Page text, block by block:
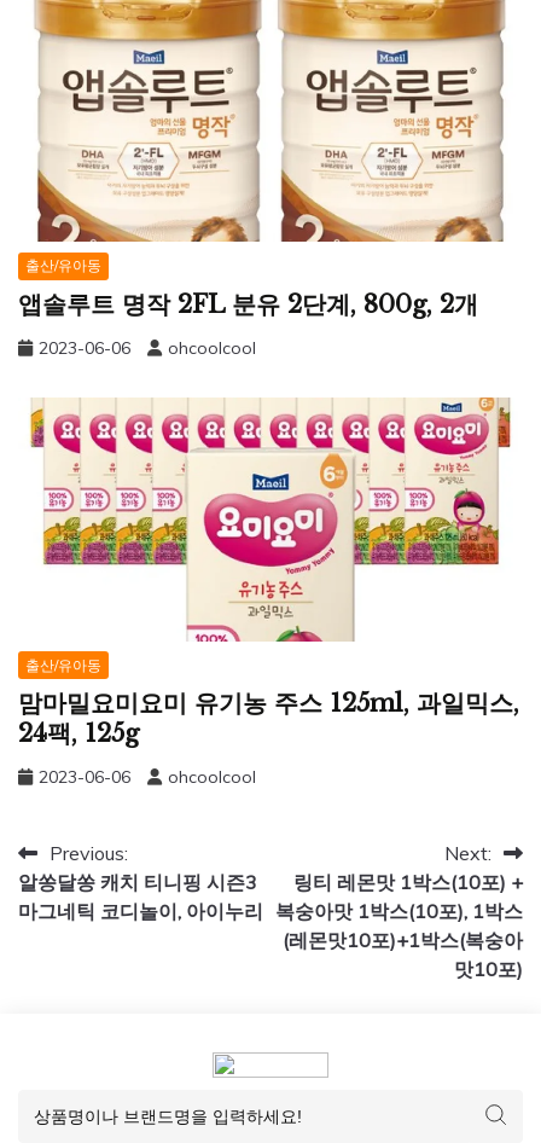
출산/유아동
앱솔루트 명작 2FL 분유 2단계, 800g, 2개
2023-06-06 ohcoolcool
출산/유아동
맘마밀요미요미 유기농 주스 125ml, 과일믹스,
24팩, 125g
2023-06-06 ohcoolcool
글
탐
Previous:
알쏭달쏭 캐치 티니핑 시즌3
마그네틱 코디놀이, 아이누리
Next:
링티 레몬맛 1박스(10포) +
복숭아맛 1박스(10포), 1박스
(레몬맛10포)+1박스(복숭아
맛10포)